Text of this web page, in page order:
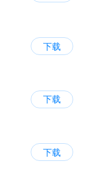
下载
下载
下载